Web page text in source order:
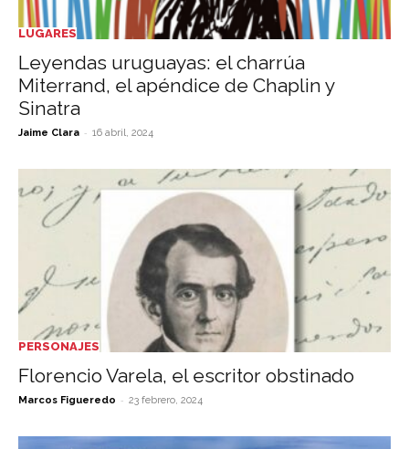
LUGARES
Leyendas uruguayas: el charrúa
Miterrand, el apéndice de Chaplin y
Sinatra
Jaime Clara - 16 abril, 2024
PERSONAJES
Florencio Varela, el escritor obstinado
Marcos Figueredo - 23 febrero, 2024